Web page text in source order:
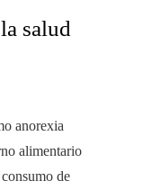
salud
anorexia
alimentario
de